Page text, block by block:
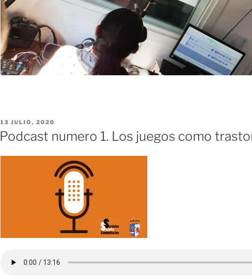
PUBLICADO
13 JULIO, 2020
Podcast numero 1. Los juegos como